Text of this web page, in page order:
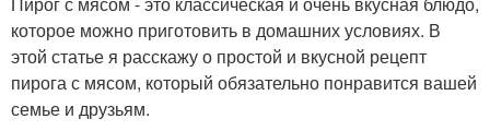
которое можно приготовить в домашних условиях. В
этой статье я расскажу о простой и вкусной рецепт
пирога с мясом, который обязательно понравится вашей
семье и друзьям.